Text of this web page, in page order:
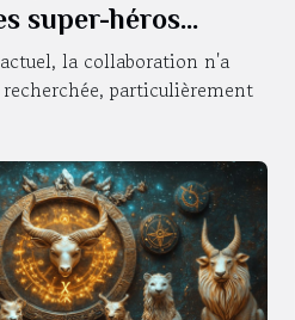
super-héros
d'équipe ?
la collaboration n'a
particulièrement